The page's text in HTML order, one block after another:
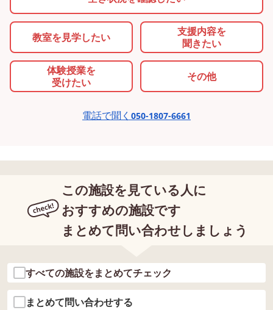
教室を見学したい
支援内容を
聞きたい
体験授業を
受けたい
その他
電話で聞く 050-1807-6661
この施設を見ている人に
おすすめの施設です
まとめて問い合わせしましょう
すべての施設をまとめてチェック
まとめて問い合わせする